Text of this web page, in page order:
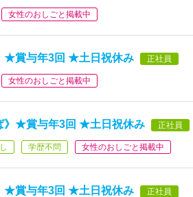
女性のおしごと掲載中
★賞与年3回 ★土日祝休み 正社員
女性のおしごと掲載中
》★賞与年3回 ★土日祝休み 正社員
学歴不問 女性のおしごと掲載中
★賞与年3回 ★土日祝休み 正社員